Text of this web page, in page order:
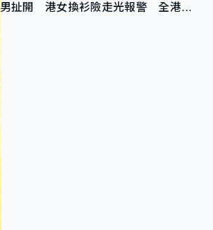
男扯開 港女換衫險走光報警 全港分